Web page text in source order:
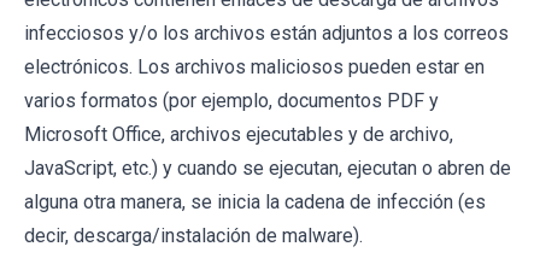
infecciosos y/o los archivos están adjuntos a los correos
electrónicos. Los archivos maliciosos pueden estar en
varios formatos (por ejemplo, documentos PDF y
Microsoft Office, archivos ejecutables y de archivo,
JavaScript, etc.) y cuando se ejecutan, ejecutan o abren de
alguna otra manera, se inicia la cadena de infección (es
decir, descarga/instalación de malware).